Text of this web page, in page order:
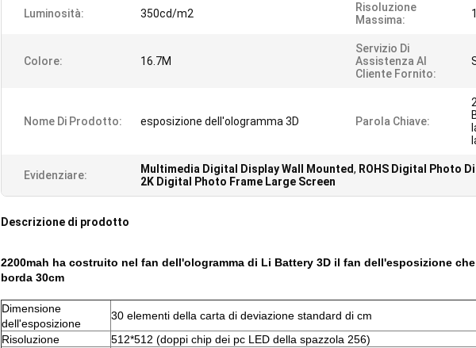
Luminosità: 350cd/m2
Risoluzione
Massima:
Colore: 16.7M
Servizio Di
Assistenza Al
Cliente Fornito:
Nome Di Prodotto: esposizione dell'ologramma 3D Parola Chiave:
Evidenziare: Multimedia Digital Display Wall Mounted, ROHS Digital Photo
2K Digital Photo Frame Large Screen
Descrizione di prodotto
2200mah ha costruito nel fan dell'ologramma di Li Battery 3D il fan dell'esposizione
borda 30cm
Dimensione
dell'esposizione
30 elementi della carta di deviazione standard di cm
Risoluzione
512*512 (doppi chip dei pc LED della spazzola 256)